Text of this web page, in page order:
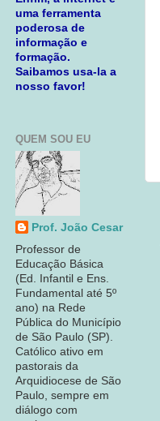
uma ferramenta
poderosa de
informação e
formação.
Saibamos usa-la a
nosso favor!
QUEM SOU EU
Prof. João Cesar
Professor de
Educação Básica
(Ed. Infantil e Ens.
Fundamental até 5º
ano) na Rede
Pública do Município
de São Paulo (SP).
Católico ativo em
pastorais da
Arquidiocese de São
Paulo, sempre em
diálogo com